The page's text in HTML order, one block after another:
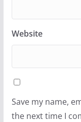
Website
Save my name,
the next time I